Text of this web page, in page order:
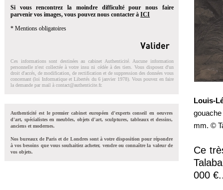
Si vous rencontrez la moindre difficulté pour nous faire
parvenir vos images, vous pouvez nous contacter à ICI
* Mentions obligatoires
Ces informations sont destinées au cabinet Authenticité. Aucune information
personnelle n'est collectée à votre insu ni cédée à des tiers. Vous disposez d'un
droit d'accés, de modification, de rectification et de suppression des données vous
concernant (loi Informatique et Libertés du 6 janvier 1978). Vous pouvez en faire
la demande par mail à contact@authenticite.fr.
Authenticité est le premier cabinet européen d'experts conseil en oeuvres
d'art, spécialistes en meubles, objets d'art, sculptures, tableaux et dessins,
anciens et modernes.
Nos bureaux de Paris et de Londres sont à votre disposition pour répondre
à vos besoins que vous souhaitiez acheter, vendre ou connaître la valeur de
vos objets.
Louis-
mm. ©
Ce
000